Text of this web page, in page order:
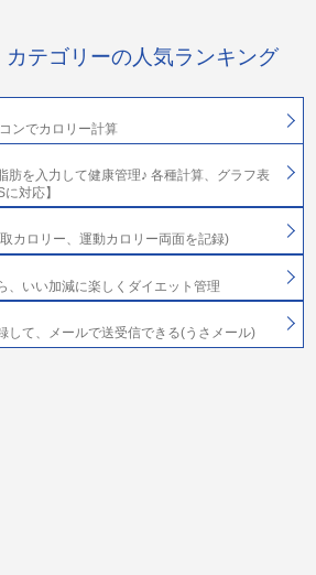
カテゴリーの人気ランキング
ンでカロリー計算
肪を入力して健康管理♪ 各種計算、グラフ表
対応】
カロリー、運動カロリー両面を記録)
、いい加減に楽しくダイエット管理
して、メールで送受信できる(うさメール)